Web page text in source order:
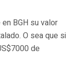
BGH su valor
O sea que si
de